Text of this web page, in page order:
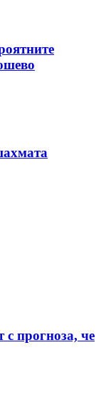
прогноза, че